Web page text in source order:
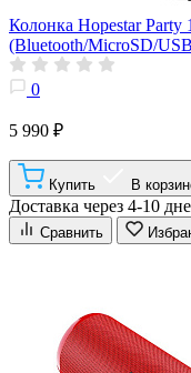
Колонка Hopestar Party
(Bluetooth/MicroSD/
0
5 990 ₽
Купить В
Доставка через 4-10
Сравнить